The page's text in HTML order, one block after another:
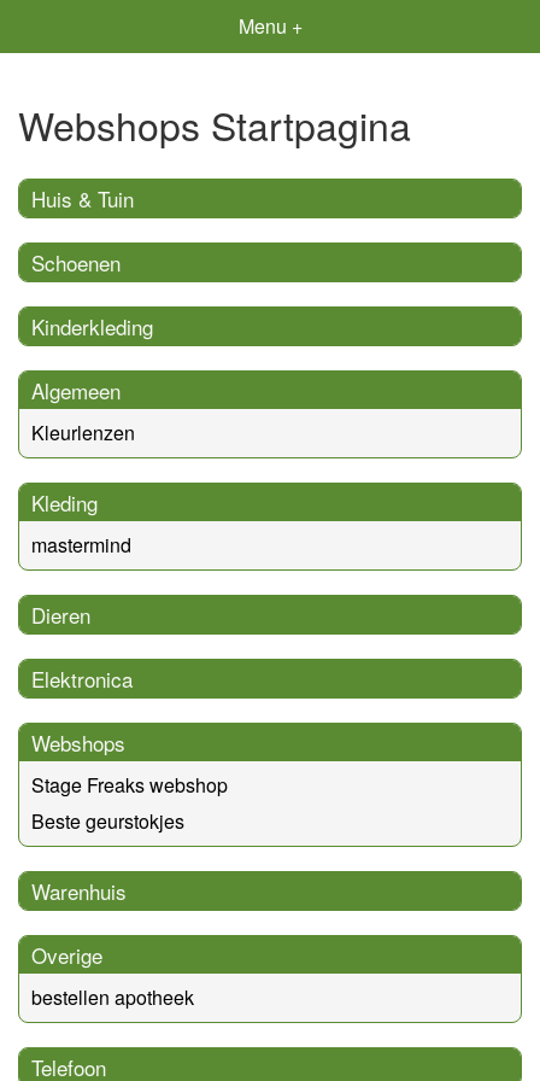
Menu +
Webshops Startpagina
Huis & Tuin
Schoenen
Kinderkleding
Algemeen
Kleurlenzen
Kleding
mastermind
Dieren
Elektronica
Webshops
Stage Freaks webshop
Beste geurstokjes
Warenhuis
Overige
bestellen apotheek
Telefoon